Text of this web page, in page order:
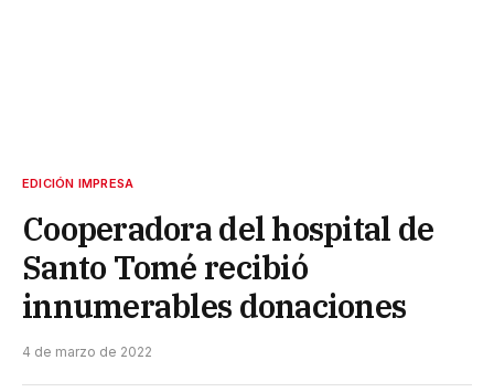
EDICIÓN IMPRESA
Cooperadora del hospital de
Santo Tomé recibió
innumerables donaciones
4 de marzo de 2022